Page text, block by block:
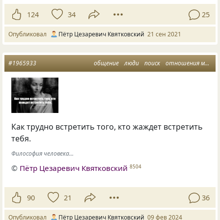
124 34 25
Опубликовал Пётр Цезаревич Квятковский 21 сен 2021
общение люди поиск отношения между людьми
#1965933
Как трудно встретить того, кто жаждет встретить
тебя.
Философия человека...
© Пётр Цезаревич Квятковский 8504
90 21 36
Опубликовал Пётр Цезаревич Квятковский 09 фев 2024